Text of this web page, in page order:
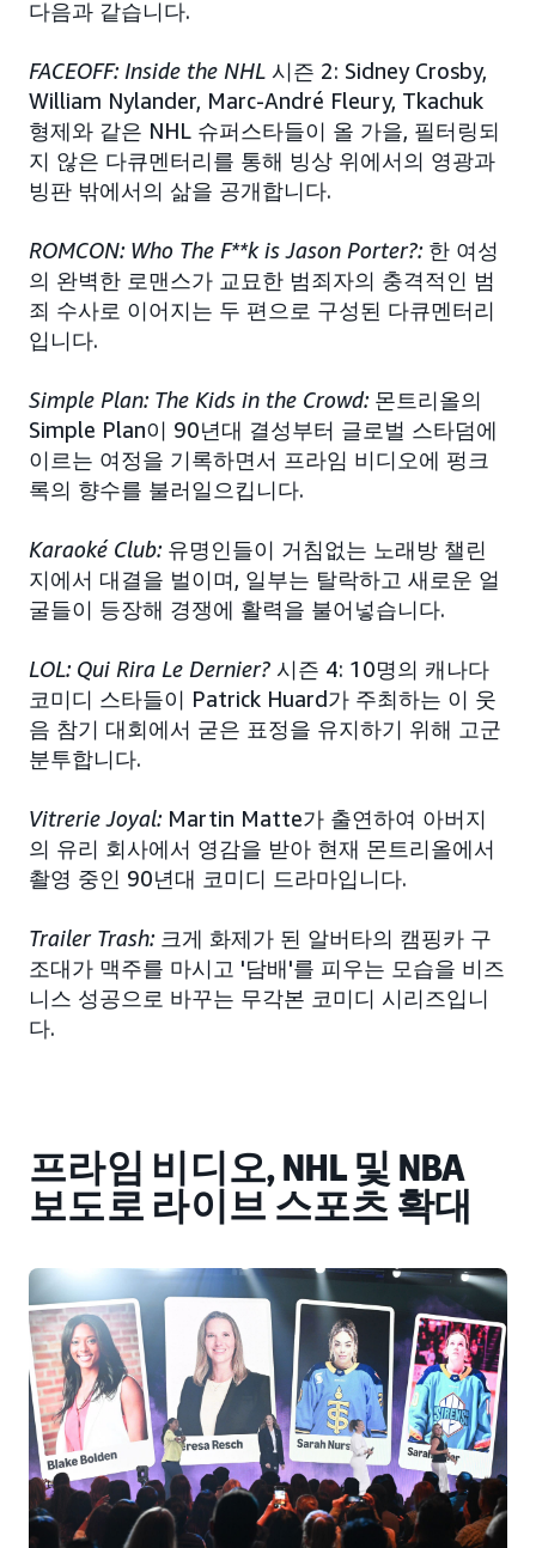
다음과 같습니다.
FACEOFF: Inside the NHL 시즌 2: Sidney Crosby,
William Nylander, Marc-André Fleury, Tkachuk
형제와 같은 NHL 슈퍼스타들이 올 가을, 필터링되
지 않은 다큐멘터리를 통해 빙상 위에서의 영광과
빙판 밖에서의 삶을 공개합니다.
ROMCON: Who The F**k is Jason Porter?: 한 여성
의 완벽한 로맨스가 교묘한 범죄자의 충격적인 범
죄 수사로 이어지는 두 편으로 구성된 다큐멘터리
입니다.
Simple Plan: The Kids in the Crowd: 몬트리올의
Simple Plan이 90년대 결성부터 글로벌 스타덤에
이르는 여정을 기록하면서 프라임 비디오에 펑크
록의 향수를 불러일으킵니다.
Karaoké Club: 유명인들이 거침없는 노래방 챌린
지에서 대결을 벌이며, 일부는 탈락하고 새로운 얼
굴들이 등장해 경쟁에 활력을 불어넣습니다.
LOL: Qui Rira Le Dernier? 시즌 4: 10명의 캐나다
코미디 스타들이 Patrick Huard가 주최하는 이 웃
음 참기 대회에서 굳은 표정을 유지하기 위해 고군
분투합니다.
Vitrerie Joyal: Martin Matte가 출연하여 아버지
의 유리 회사에서 영감을 받아 현재 몬트리올에서
촬영 중인 90년대 코미디 드라마입니다.
Trailer Trash: 크게 화제가 된 알버타의 캠핑카 구
조대가 맥주를 마시고 '담배'를 피우는 모습을 비즈
니스 성공으로 바꾸는 무각본 코미디 시리즈입니
다.
프라임 비디오, NHL 및 NBA
보도로 라이브 스포츠 확대